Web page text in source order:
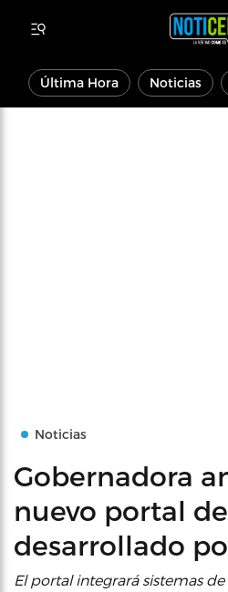
Última Hora Noticias
Noticias
Gobernadora
nuevo portal
desarrollado
El portal integrará sistemas